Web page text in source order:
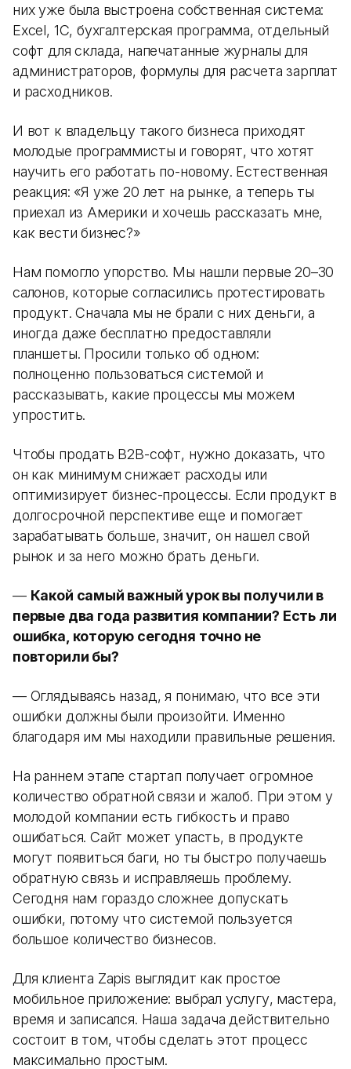
них уже была выстроена собственная система:
Excel, 1С, бухгалтерская программа, отдельный
софт для склада, напечатанные журналы для
администраторов, формулы для расчета зарплат
и расходников.
И вот к владельцу такого бизнеса приходят
молодые программисты и говорят, что хотят
научить его работать по-новому. Естественная
реакция: «Я уже 20 лет на рынке, а теперь ты
приехал из Америки и хочешь рассказать мне,
как вести бизнес?»
Нам помогло упорство. Мы нашли первые 20–30
салонов, которые согласились протестировать
продукт. Сначала мы не брали с них деньги, а
иногда даже бесплатно предоставляли
планшеты. Просили только об одном:
полноценно пользоваться системой и
рассказывать, какие процессы мы можем
упростить.
Чтобы продать B2B-софт, нужно доказать, что
он как минимум снижает расходы или
оптимизирует бизнес-процессы. Если продукт в
долгосрочной перспективе еще и помогает
зарабатывать больше, значит, он нашел свой
рынок и за него можно брать деньги.
— Какой самый важный урок вы получили в
первые два года развития компании? Есть ли
ошибка, которую сегодня точно не
повторили бы?
— Оглядываясь назад, я понимаю, что все эти
ошибки должны были произойти. Именно
благодаря им мы находили правильные решения.
На раннем этапе стартап получает огромное
количество обратной связи и жалоб. При этом у
молодой компании есть гибкость и право
ошибаться. Сайт может упасть, в продукте
могут появиться баги, но ты быстро получаешь
обратную связь и исправляешь проблему.
Сегодня нам гораздо сложнее допускать
ошибки, потому что системой пользуется
большое количество бизнесов.
Для клиента Zapis выглядит как простое
мобильное приложение: выбрал услугу, мастера,
время и записался. Наша задача действительно
состоит в том, чтобы сделать этот процесс
максимально простым.